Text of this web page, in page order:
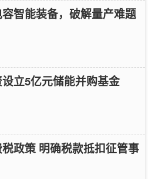
智能装备，破解量产难题
立5亿元储能并购基金
政策 明确税款抵扣征管事